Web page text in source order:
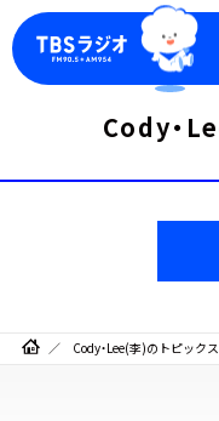
Cody・
Cody・Lee(李)のトピックス